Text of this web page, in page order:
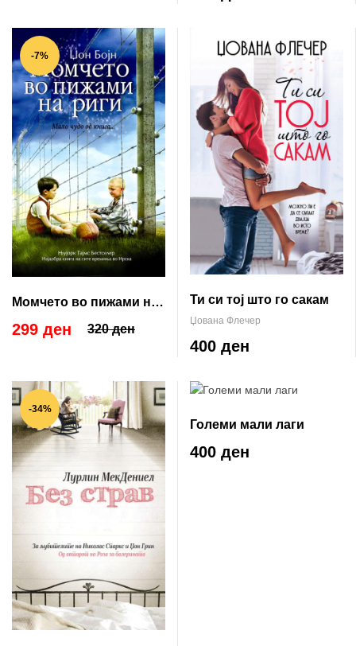
-7%
Момчето во пижами на
риги
320 ден
299 ден
Ти си тој што го сакам
Џована Флечер
400 ден
-34%
Големи мали лаги
400 ден